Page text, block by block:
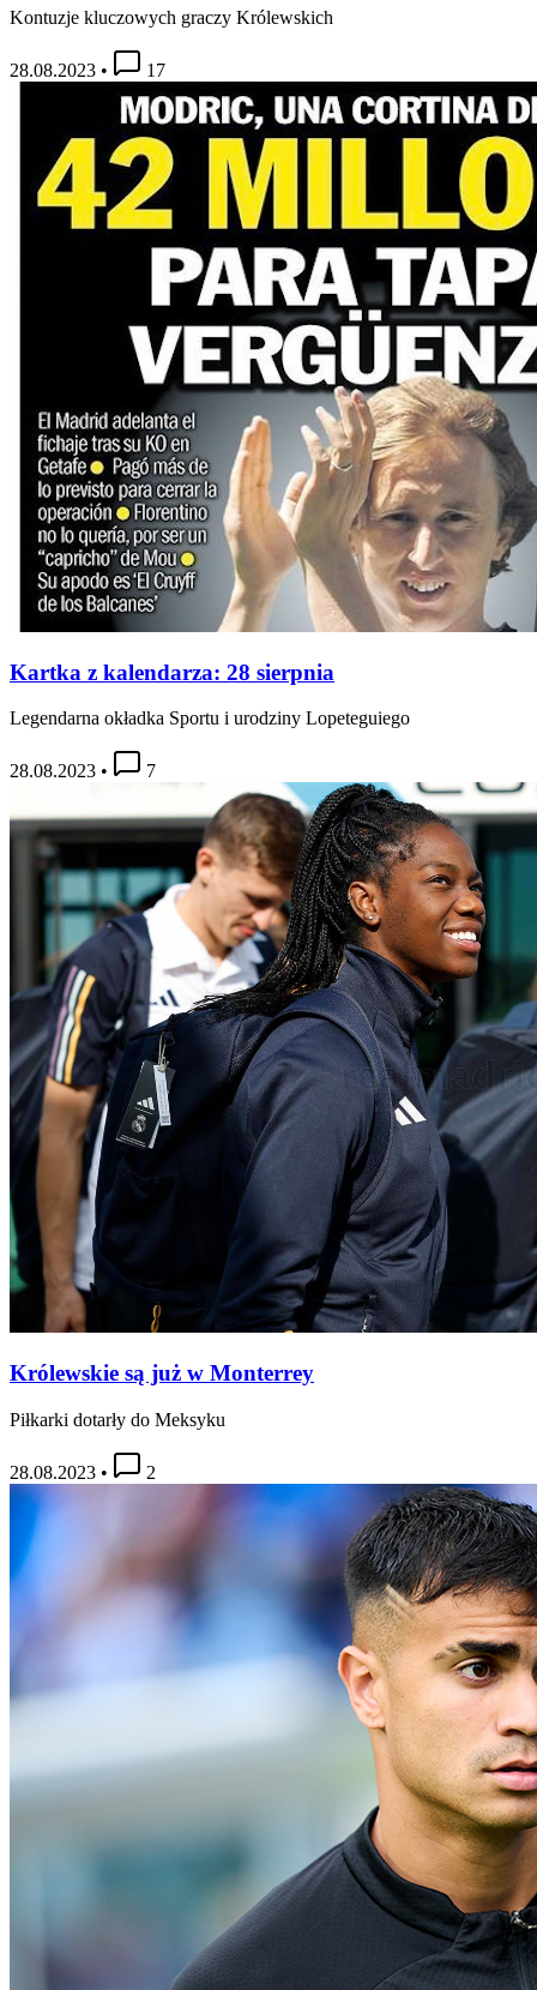
Kontuzje kluczowych graczy Królewskich
28.08.2023 • 17
Kartka z kalendarza: 28 sierpnia
Legendarna okładka Sportu i urodziny Lopeteguiego
28.08.2023 • 7
Królewskie są już w Monterrey
Piłkarki dotarły do Meksyku
28.08.2023 • 2